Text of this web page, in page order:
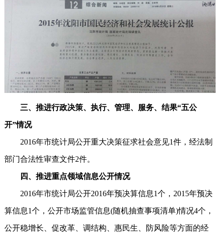
三、推进行政决策、执行、管理、服务、结果“五公
开”情况
2016年市统计局公开重大决策征求社会意见1件，经法制
部门合法性审查文件2件。
四、推进重点领域信息公开情况
2016年市统计局公开2016年预决算信息1个，2015年预决
算信息1个，公开市场监管信息(随机抽查事项清单)情况4个，
公开稳增长、促改革、调结构、惠民生、防风险等方面的经